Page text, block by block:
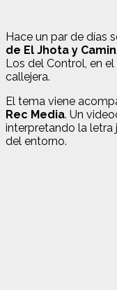
Hace un par de días
de El Jhota y Camin
Los del Control, en
callejera.
El tema viene
Rec Media. Un
interpretando la letra
del entorno.